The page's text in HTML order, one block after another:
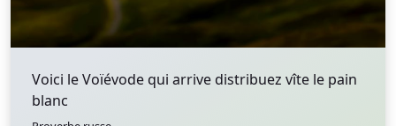
Voici le Voïévode qui arrive distribuez vîte le pain
blanc